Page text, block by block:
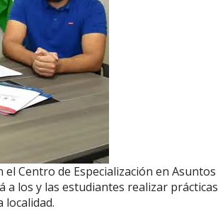
Centro de Especialización en Asuntos
a los y las estudiantes realizar prácticas
localidad.